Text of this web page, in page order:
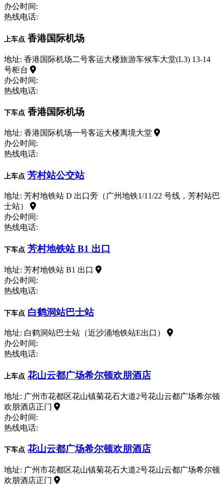
办公时间:
热线电话:
上车点 香港国际机场
地址: 香港国际机场二号客运大楼旅游车候车大堂(L3) 13-14
号柜台
办公时间:
热线电话:
下车点 香港国际机场
地址: 香港国际机场一号客运大楼离境大堂
办公时间:
热线电话:
上车点 芳村站公交站
地址: 芳村地铁站 D 出口旁（广州地铁1/11/22 号线，芳村站巴
士站）
办公时间:
热线电话:
下车点 芳村地铁站 B1 出口
地址: 芳村地铁站 B1 出口
办公时间:
热线电话:
下车点 白鹤洞站巴士站
地址: 白鹤洞站巴士站（近沙涌地铁站E出口）
办公时间:
热线电话:
上车点 花山云都广场希尔顿欢朋酒店
地址: 广州市花都区花山镇菊花石大道2号花山云都广场希尔顿
欢朋酒店正门
办公时间:
热线电话:
下车点 花山云都广场希尔顿欢朋酒店
地址: 广州市花都区花山镇菊花石大道2号花山云都广场希尔顿
欢朋酒店正门